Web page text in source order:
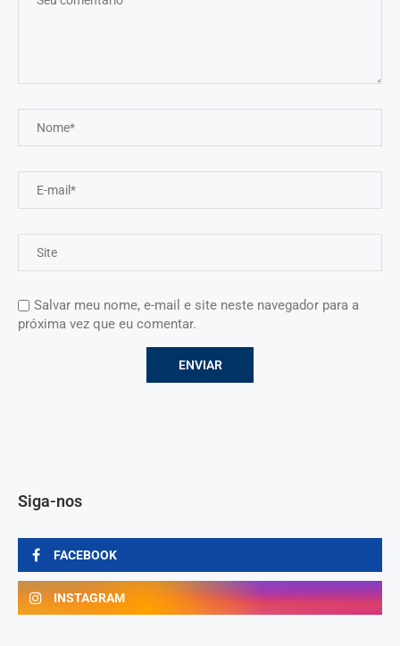
Salvar meu nome, e-mail e site neste navegador para a
próxima vez que eu comentar.
Siga-nos
FACEBOOK
INSTAGRAM